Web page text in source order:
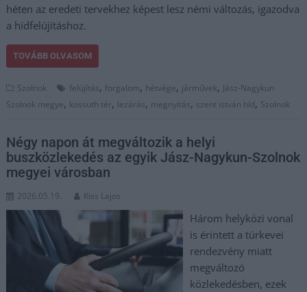
héten az eredeti tervekhez képest lesz némi változás, igazodva
a hídfelújításhoz.
TOVÁBB OLVASOM
Szolnok felújítás, forgalom, hétvége, járművek, Jász-Nagykun
Szolnok megye, kossuth tér, lezárás, megnyitás, szent istván híd, Szolnok
Négy napon át megváltozik a helyi
buszközlekedés az egyik Jász-Nagykun-Szolnok
megyei városban
2026.05.19. Kiss Lajos
Három helyközi vonal
is érintett a túrkevei
rendezvény miatt
megváltozó
közlekedésben, ezek